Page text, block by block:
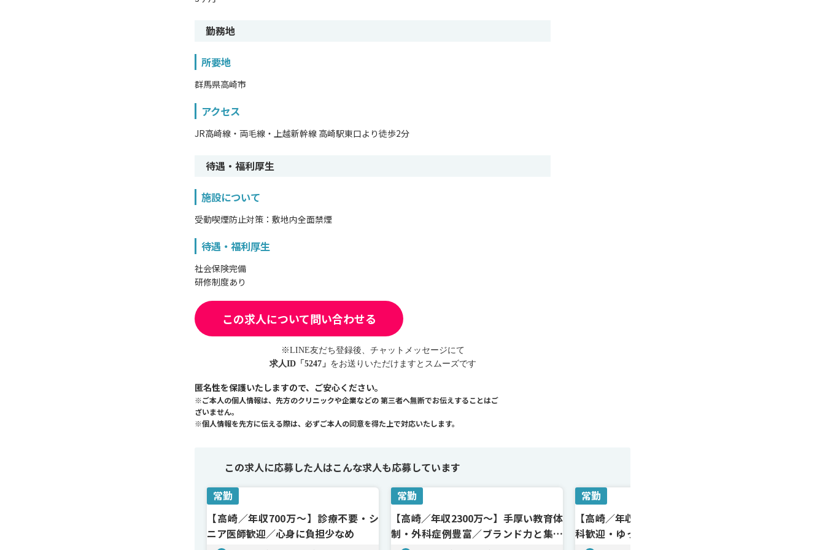
勤務地
所要地
群馬県高崎市
アクセス
JR高崎線・両毛線・上越新幹線 高崎駅東口より徒歩2分
待遇・福利厚生
施設について
受動喫煙防止対策：敷地内全面禁煙
待遇・福利厚生
社会保険完備
研修制度あり
この求人について問い合わせる
※LINE友だち登録後、チャットメッセージにて
求人ID「5247」 をお送りいただけますとスムーズです
匿名性を保護いたしますので、ご安心ください。
※ご本人の個人情報は、先方のクリニックや企業などの第三者へ無断でお伝えすることはご
ざいません。
※個人情報を先方に伝える際は、必ずご本人の同意を得た上で対応いたします。
この求人に応募した人はこんな求人も応募しています
常勤
【高崎／年収700万～】診療不要・シ
ニア医師歓迎／心身に負担少なめ
常勤
【高崎／年収2300万〜】手厚い教育体
制・外科症例豊富／ブランド力と集患
常勤
【高崎／年収1900万〜】週4〜OK！転
科歓迎・ゆったり勤務／近年成長著し